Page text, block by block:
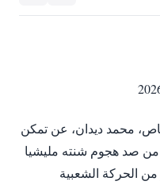
محمد ديدان، عن تمكن
من صد هجوم شنته مليشيا
الحركة الشعبية